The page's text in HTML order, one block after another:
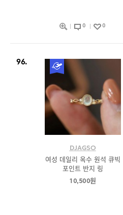
0 0
96.
DJAGSO
여성 데일리 옥수 원석 큐빅
포인트 반지 링
10,500원